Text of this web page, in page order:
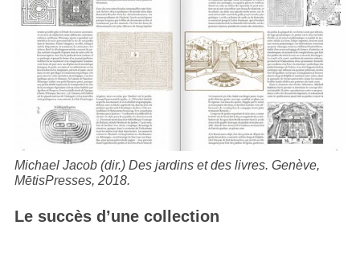
Michael Jacob (dir.) Des jardins et des livres. Genève,
MētisPresses, 2018.
Le succès d’une collection